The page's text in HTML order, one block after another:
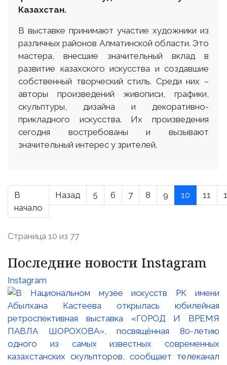
Казахстан.
В выставке принимают участие художники из
различных районов Алматинской области. Это
мастера, внесшие значительный вклад в
развитие казахского искусства и создавшие
собственный творческий стиль. Среди них –
авторы произведений живописи, графики,
скульптуры, дизайна и декоративно-
прикладного искусства. Их произведения
сегодня востребованы и вызывают
значительный интерес у зрителей.
В
начало
Назад 5 6 7 8 9 10 11
Страница 10 из 77
Последние новости Instagram
Instagram